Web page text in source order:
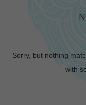
Sorry, but nothing
with